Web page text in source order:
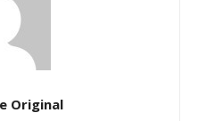
Original